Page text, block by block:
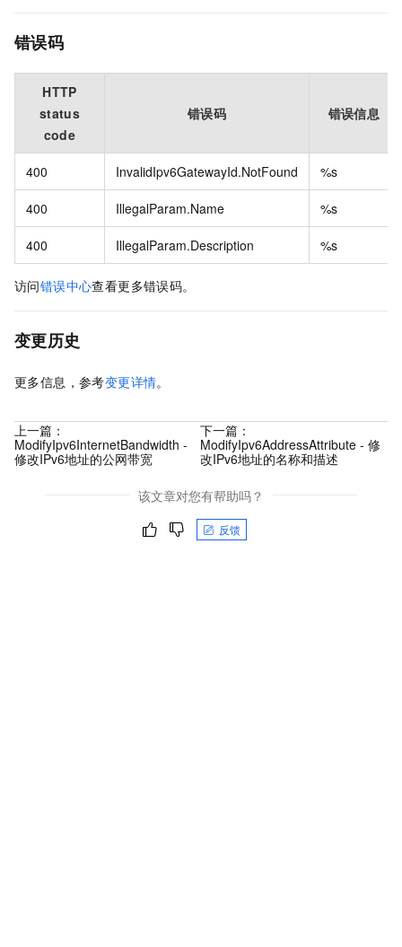
错误码
HTTP
status
code
错误码 错误信息
400 InvalidIpv6GatewayId.NotFound %s
400 IllegalParam.Name %s
400 IllegalParam.Description %s
访问错误中心查看更多错误码。
变更历史
更多信息，参考变更详情。
上一篇：
ModifyIpv6InternetBandwidth -
修改IPv6地址的公网带宽
下一篇：
ModifyIpv6AddressAttribute - 修
改IPv6地址的名称和描述
该文章对您有帮助吗？
反馈